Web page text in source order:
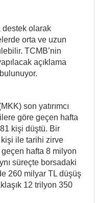
destek olarak
orta ve uzun
TCMB’nin
açıklama
son yatırımcı
göre geçen hafta
kişi düştü. Bir
ile tarihi zirve
geçen hafta 8 milyon
süreçte borsadaki
260 milyar TL düşüş
12 trilyon 350